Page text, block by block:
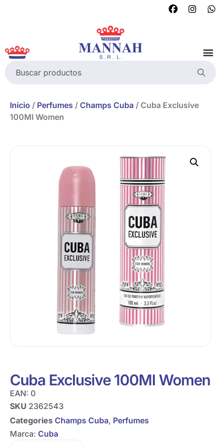
Inicio / Perfumes / Champs Cuba / Cuba Exclusive
100Ml Women
Cuba Exclusive 100Ml Women
EAN: 0
SKU 2362543
Categories Champs Cuba, Perfumes
Marca: Cuba